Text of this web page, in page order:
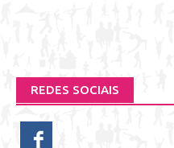
REDES SOCIAIS